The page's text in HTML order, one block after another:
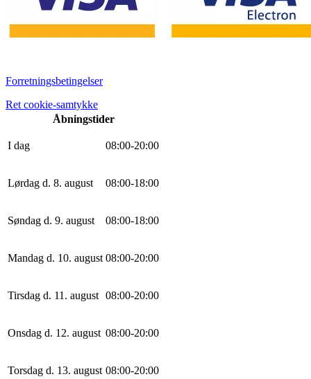
Forretningsbetingelser
Ret cookie-samtykke
Åbningstider
I dag 08:00-20:00
Lørdag d. 8. august 08:00-18:00
Søndag d. 9. august 08:00-18:00
Mandag d. 10. august 08:00-20:00
Tirsdag d. 11. august 08:00-20:00
Onsdag d. 12. august 08:00-20:00
Torsdag d. 13. august 08:00-20:00